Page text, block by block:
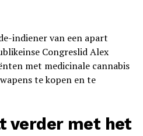
indiener van een apart
Congreslid Alex
met medicinale cannabis
te kopen en te
verder met het